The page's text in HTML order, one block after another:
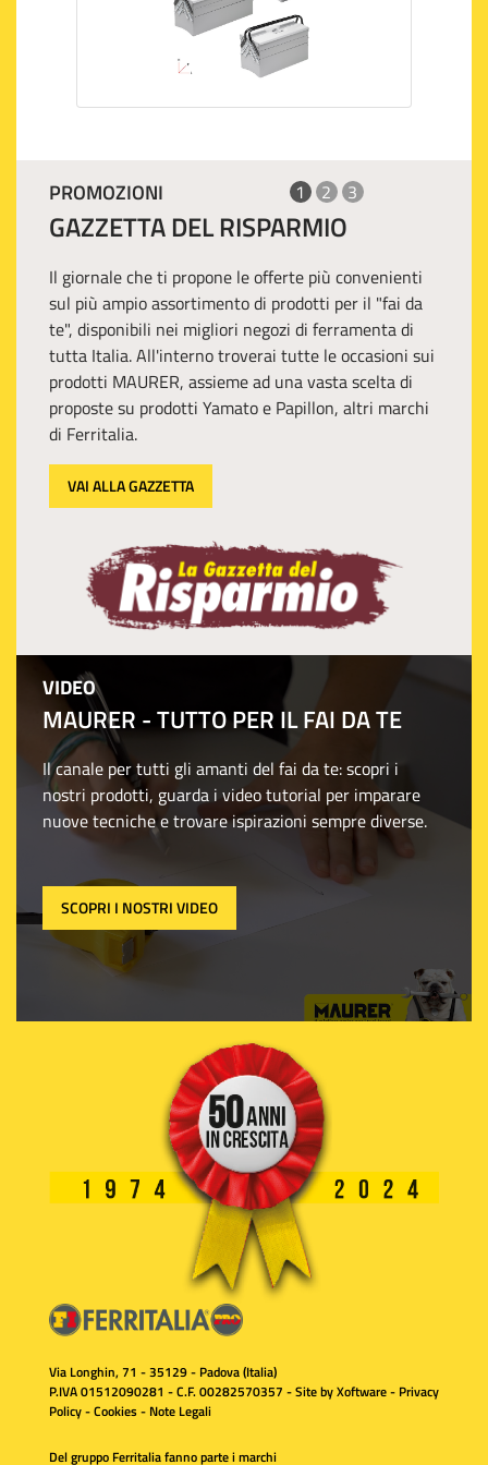
PROMOZIONI 1 2 3
GAZZETTA DEL RISPARMIO
Il giornale che ti propone le offerte più convenienti
sul più ampio assortimento di prodotti per il "fai da
te", disponibili nei migliori negozi di ferramenta di
tutta Italia. All'interno troverai tutte le occasioni sui
prodotti MAURER, assieme ad una vasta scelta di
proposte su prodotti Yamato e Papillon, altri marchi
di Ferritalia.
VAI ALLA GAZZETTA
VIDEO
MAURER - TUTTO PER IL FAI DA TE
Il canale per tutti gli amanti del fai da te: scopri i
nostri prodotti, guarda i video tutorial per imparare
nuove tecniche e trovare ispirazioni sempre diverse.
SCOPRI I NOSTRI VIDEO
Via Longhin, 71 - 35129 - Padova (Italia)
P.IVA 01512090281 - C.F. 00282570357 - Site byXoftware- Privacy
Policy-Cookies- Note Legali
Del gruppo Ferritalia fanno parte i marchi